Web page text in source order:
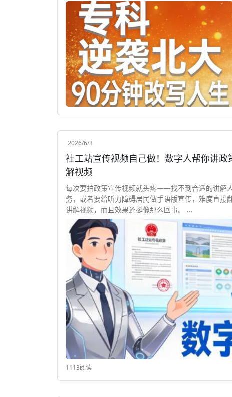
2026/6/3
社工站宣传视频自己做！数字人帮你讲
解视频
每次要拍政策宣传视频就头疼——找不到合适的讲解
务，或者要给听力障碍居民做手语版宣传，难度直
讲解视频，而且效果还挺像那么回事。 ...
1113阅读